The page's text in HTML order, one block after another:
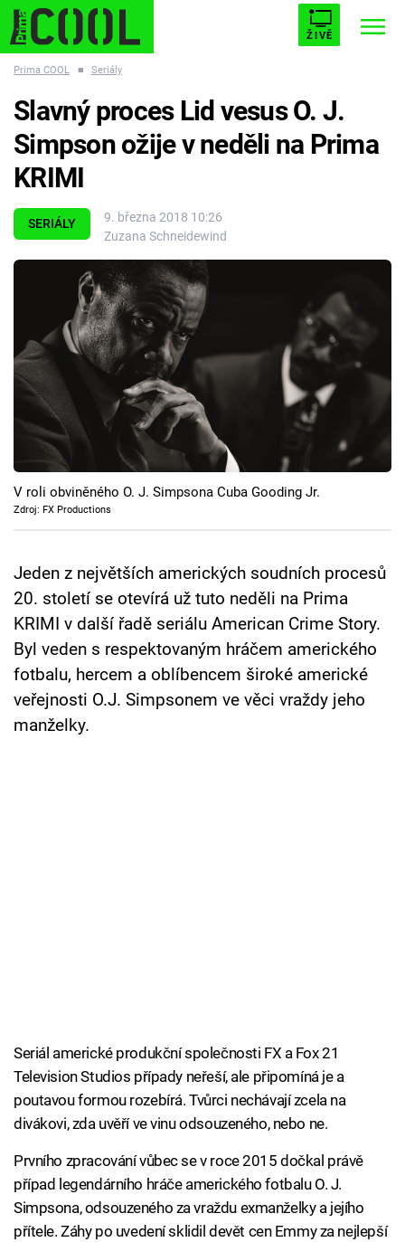
ŽIVĚ
ESCAPE PLNEJ KOTEL AVENGERS 5
Témata
Seriály
Hry
Cool Esport
Pořady
TV Program
Přihlášení
Sledujte nás
Prima COOL ■ Seriály
SERIÁLY
9. března 2018 10:26
Zuzana Schneidewind
Slavný proces Lid vesus O. J.
Simpson ožije v neděli na Prima
KRIMI
V roli obviněného O. J. Simpsona Cuba Gooding Jr.
Zdroj: FX Productions
Jeden z největších amerických soudních procesů
20. století se otevírá už tuto neděli na Prima
KRIMI v další řadě seriálu American Crime Story.
Byl veden s respektovaným hráčem amerického
fotbalu, hercem a oblíbencem široké americké
veřejnosti O.J. Simpsonem ve věci vraždy jeho
manželky.
Seriál americké produkční společnosti FX a Fox 21
Television Studios případy neřeší, ale připomíná je a
poutavou formou rozebírá. Tvůrci nechávají zcela na
divákovi, zda uvěří ve vinu odsouzeného, nebo ne.
Prvního zpracování vůbec se v roce 2015 dočkal právě
případ legendárního hráče amerického fotbalu O. J.
Simpsona, odsouzeného za vraždu exmanželky a jejího
přítele. Záhy po uvedení sklidil devět cen Emmy za nejlepší